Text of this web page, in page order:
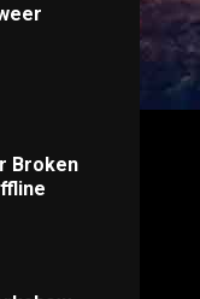
Broken